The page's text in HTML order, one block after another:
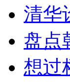
清华
盘点
想过